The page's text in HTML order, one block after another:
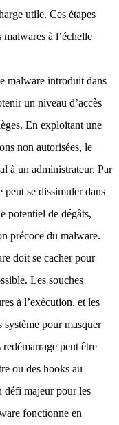
utile. Ces étapes
à l’échelle
malware introduit dans
un niveau d’accès
En exploitant une
non autorisées, le
à un administrateur. Par
peut se dissimuler dans
potentiel de dégâts,
précoce du malware.
doit se cacher pour
Les souches
à l’exécution, et les
pour masquer
peut être
ou des hooks au
défi majeur pour les
fonctionne en